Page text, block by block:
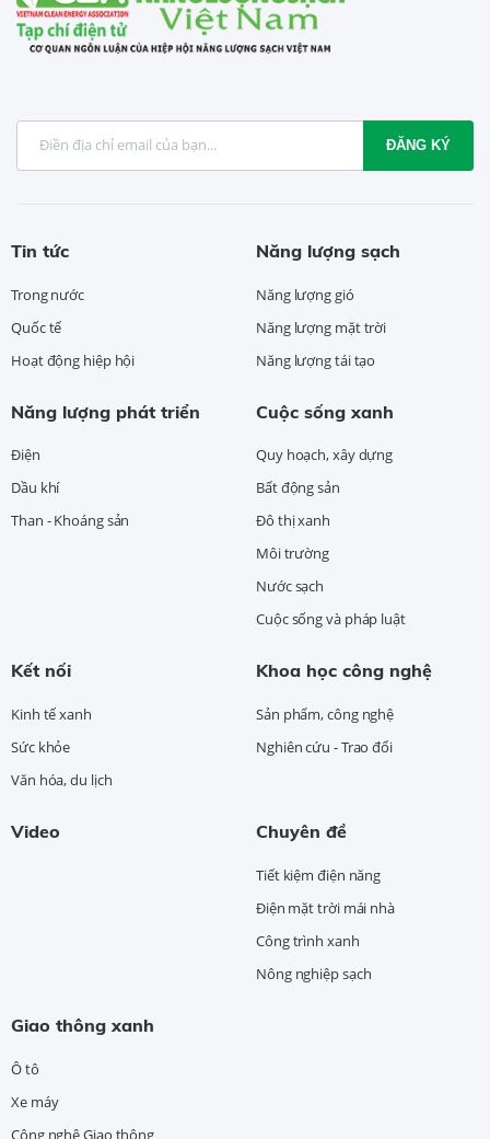
ĐĂNG KÝ
Tin tức
Trong nước
Quốc tế
Hoạt động hiệp hội
Năng lượng sạch
Năng lượng gió
Năng lượng mặt trời
Năng lượng tái tạo
Năng lượng phát triển
Điện
Dầu khí
Than - Khoáng sản
Cuộc sống xanh
Quy hoạch, xây dựng
Bất động sản
Đô thị xanh
Môi trường
Nước sạch
Cuộc sống và pháp luật
Kết nối
Kinh tế xanh
Sức khỏe
Văn hóa, du lịch
Khoa học công nghệ
Sản phẩm, công nghệ
Nghiên cứu - Trao đổi
Video Chuyên đề
Tiết kiệm điện năng
Điện mặt trời mái nhà
Công trình xanh
Nông nghiệp sạch
Giao thông xanh
Ô tô
Xe máy
Công nghệ Giao thông